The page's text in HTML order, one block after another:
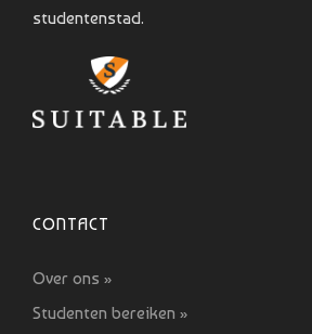
studentenstad.
CONTACT
Over ons »
Studenten bereiken »